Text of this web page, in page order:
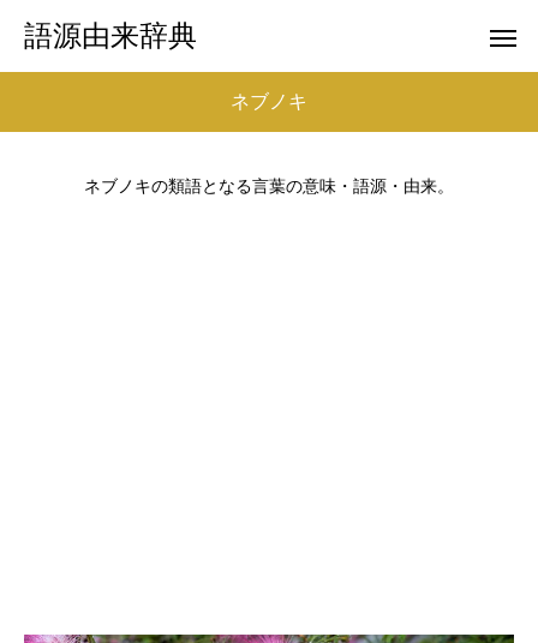
語源由来辞典
ネブノキ
ネブノキの類語となる言葉の意味・語源・由来。